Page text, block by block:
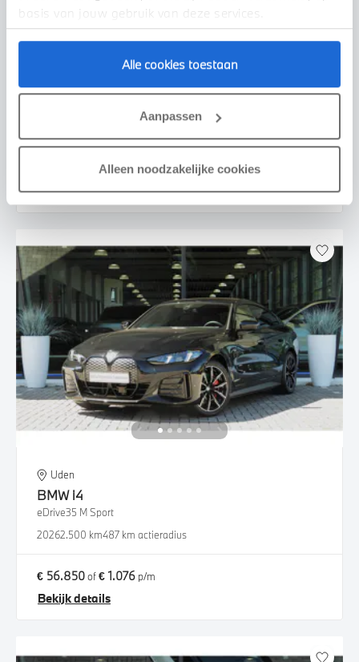
basis van jouw gebruik van deze services.
Alle cookies toestaan
Aanpassen
Alleen noodzakelijke cookies
BMWiX2
455 km actieradius
€ 1.324 p/m
Bekijk details
Uden
BMW i4
eDrive35 M Sport
20262.500 km487 km actieradius
€ 56.850of€ 1.076 p/m
Bekijk details